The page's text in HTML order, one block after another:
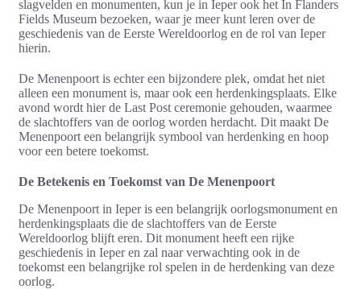
slagvelden en monumenten, kun je in Ieper ook het In Flanders
Fields Museum bezoeken, waar je meer kunt leren over de
geschiedenis van de Eerste Wereldoorlog en de rol van Ieper
hierin.
De Menenpoort is echter een bijzondere plek, omdat het niet
alleen een monument is, maar ook een herdenkingsplaats. Elke
avond wordt hier de Last Post ceremonie gehouden, waarmee
de slachtoffers van de oorlog worden herdacht. Dit maakt De
Menenpoort een belangrijk symbool van herdenking en hoop
voor een betere toekomst.
De Betekenis en Toekomst van De Menenpoort
De Menenpoort in Ieper is een belangrijk oorlogsmonument en
herdenkingsplaats die de slachtoffers van de Eerste
Wereldoorlog blijft eren. Dit monument heeft een rijke
geschiedenis in Ieper en zal naar verwachting ook in de
toekomst een belangrijke rol spelen in de herdenking van deze
oorlog.